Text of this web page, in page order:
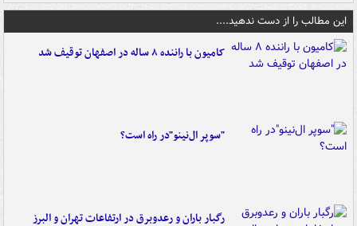
این مطالب را از دست ندهید....
کامیون با راننده ۸ ساله در اصفهان توقیف شد
"سوپر ال‌نینو"در راه است؟
رگبار باران و رعدوبرق در ارتفاعات تهران و البرز